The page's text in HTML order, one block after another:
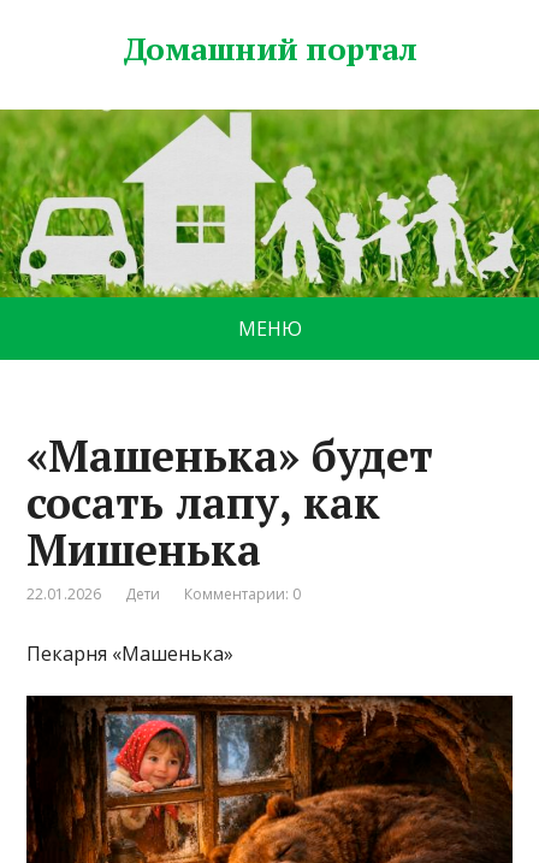
Домашний портал
МЕНЮ
«Машенька» будет
сосать лапу, как
Мишенька
22.01.2026 Дети Комментарии: 0
Пекарня «Машенька»